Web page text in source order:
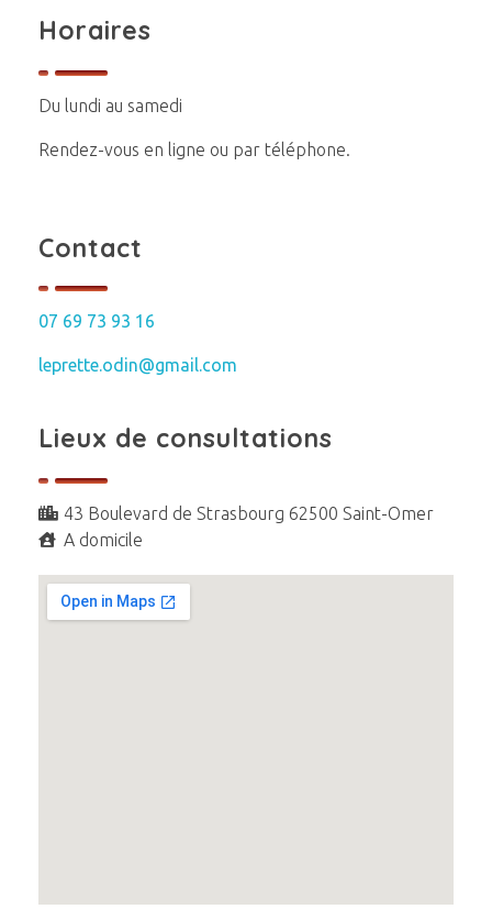
Horaires
Du lundi au samedi
Rendez-vous en ligne ou par téléphone.
Contact
07 69 73 93 16
leprette.odin@gmail.com
Lieux de consultations
43 Boulevard de Strasbourg 62500 Saint-Omer
A domicile